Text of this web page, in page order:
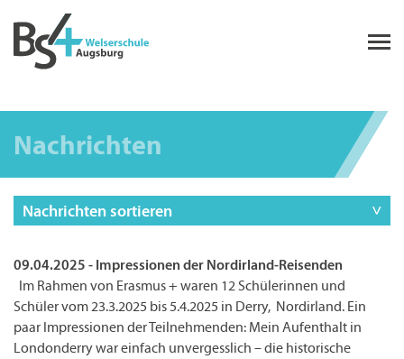
Nachrichten
Nachrichten sortieren
09.04.2025 - Impressionen der Nordirland-Reisenden
Im Rahmen von Erasmus + waren 12 Schülerinnen und
Schüler vom 23.3.2025 bis 5.4.2025 in Derry, Nordirland. Ein
paar Impressionen der Teilnehmenden: Mein Aufenthalt in
Londonderry war einfach unvergesslich – die historische